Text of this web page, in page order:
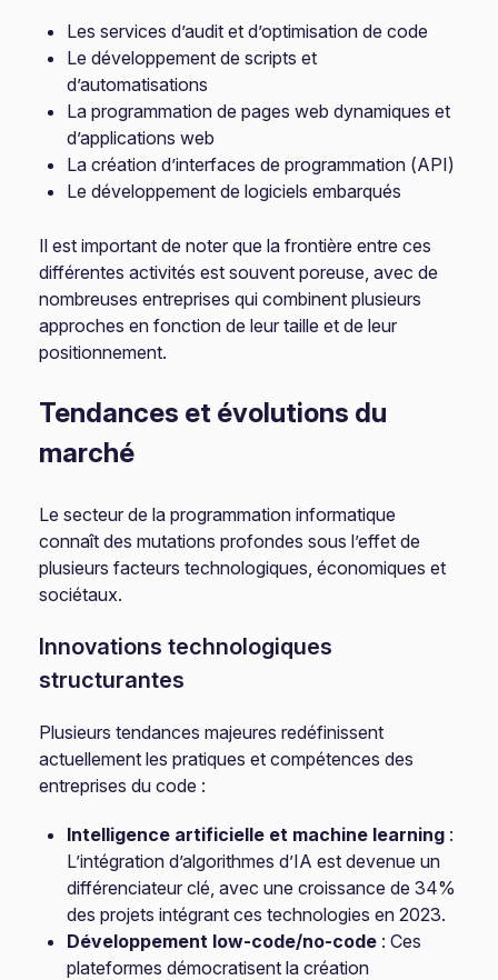
Les services d’audit et d’optimisation de code
Le développement de scripts et
d’automatisations
La programmation de pages web dynamiques et
d’applications web
La création d’interfaces de programmation (API)
Le développement de logiciels embarqués
Il est important de noter que la frontière entre ces
différentes activités est souvent poreuse, avec de
nombreuses entreprises qui combinent plusieurs
approches en fonction de leur taille et de leur
positionnement.
Tendances et évolutions du
marché
Le secteur de la programmation informatique
connaît des mutations profondes sous l’effet de
plusieurs facteurs technologiques, économiques et
sociétaux.
Innovations technologiques
structurantes
Plusieurs tendances majeures redéfinissent
actuellement les pratiques et compétences des
entreprises du code :
Intelligence artificielle et machine learning :
L’intégration d’algorithmes d’IA est devenue un
différenciateur clé, avec une croissance de 34%
des projets intégrant ces technologies en 2023.
Développement low-code/no-code : Ces
plateformes démocratisent la création